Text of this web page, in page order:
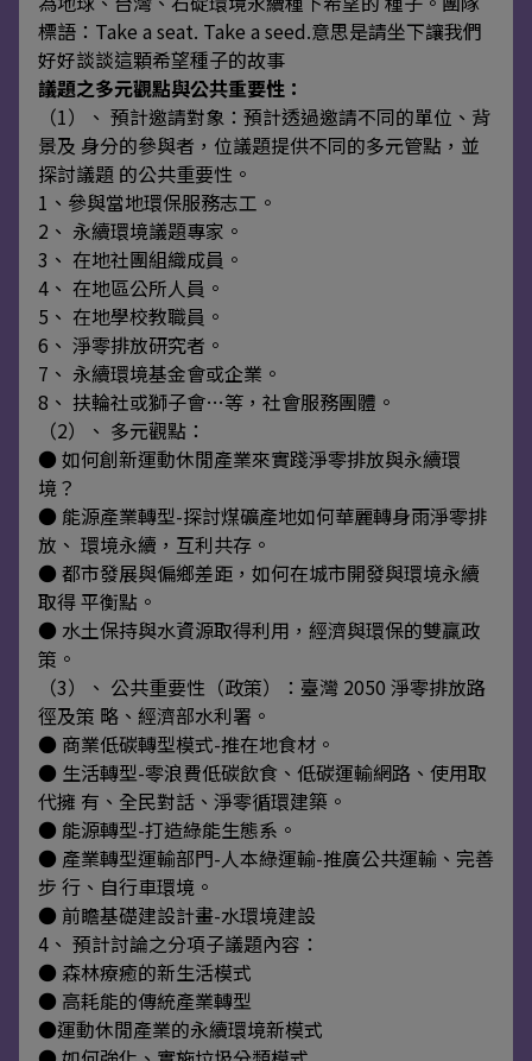
標語：Take a seat. Take a seed.意思是請坐下讓我們
好好談談這顆希望種子的故事
議題之多元觀點與公共重要性：
（1）、 預計邀請對象：預計透過邀請不同的單位、背
景及 身分的參與者，位議題提供不同的多元管點，並
探討議題 的公共重要性。
1、參與當地環保服務志工。
2、 永續環境議題專家。
3、 在地社團組織成員。
4、 在地區公所人員。
5、 在地學校教職員。
6、 淨零排放研究者。
7、 永續環境基金會或企業。
8、 扶輪社或獅子會…等，社會服務團體。
（2）、 多元觀點：
● 如何創新運動休閒產業來實踐淨零排放與永續環
境？
● 能源產業轉型-探討煤礦產地如何華麗轉身雨淨零排
放、 環境永續，互利共存。
● 都市發展與偏鄉差距，如何在城市開發與環境永續
取得 平衡點。
● 水土保持與水資源取得利用，經濟與環保的雙贏政
策。
（3）、 公共重要性（政策）：臺灣 2050 淨零排放路
徑及策 略、經濟部水利署。
● 商業低碳轉型模式-推在地食材。
● 生活轉型-零浪費低碳飲食、低碳運輸網路、使用取
代擁 有、全民對話、淨零循環建築。
● 能源轉型-打造綠能生態系。
● 產業轉型運輸部門-人本綠運輸-推廣公共運輸、完善
步 行、自行車環境。
● 前瞻基礎建設計畫-水環境建設
4、 預計討論之分項子議題內容：
● 森林療癒的新生活模式
● 高耗能的傳統產業轉型
●運動休閒產業的永續環境新模式